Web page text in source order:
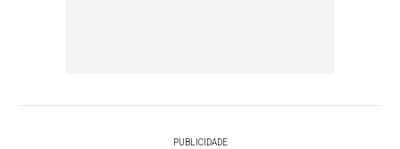
PUBLICIDADE